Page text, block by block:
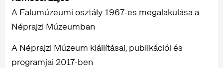
A Falumúzeumi osztály 1967-es megalakulása a
Néprajzi Múzeumban
A Néprajzi Múzeum kiállításai, publikációi és
programjai 2017-ben